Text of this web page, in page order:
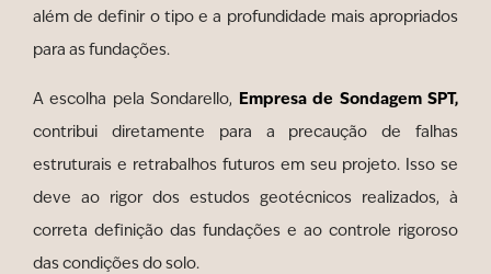
além de definir o tipo e a profundidade mais apropriados
para as fundações.
A escolha pela Sondarello, Empresa de Sondagem SPT,
contribui diretamente para a precaução de falhas
estruturais e retrabalhos futuros em seu projeto. Isso se
deve ao rigor dos estudos geotécnicos realizados, à
correta definição das fundações e ao controle rigoroso
das condições do solo.